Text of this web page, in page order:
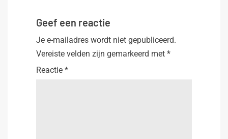
Geef een reactie
Je e-mailadres wordt niet gepubliceerd.
Vereiste velden zijn gemarkeerd met *
Reactie *